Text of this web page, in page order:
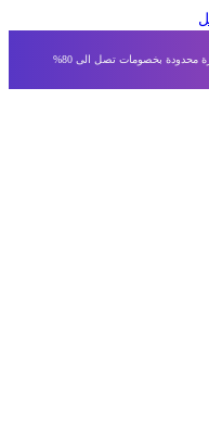
بخصومات تصل الى 80%